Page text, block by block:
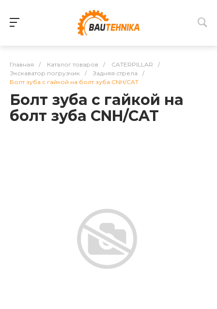
Главная / Каталог товаров / CATERPILLAR
/
Экскаватор погрузчик
/ Задняя стрела
/
Болт зуба с гайкой на болт зуба CNH/CAT
Болт зуба с гайкой на
болт зуба CNH/CAT